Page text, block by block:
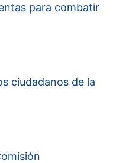
para combatir
ciudadanos de la